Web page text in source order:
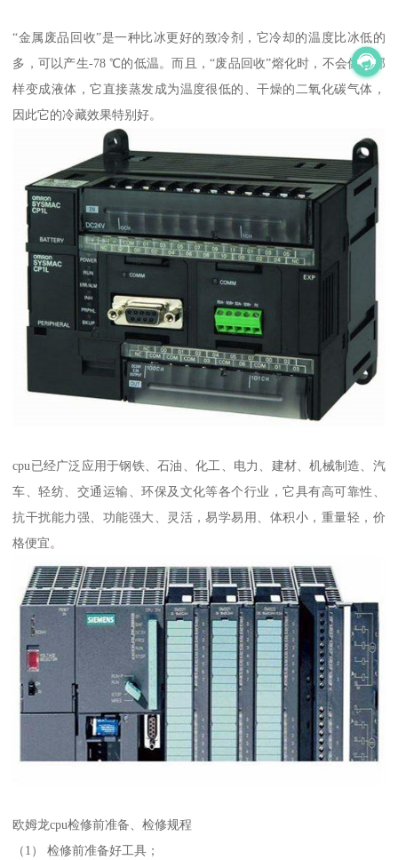
“金属废品回收”是一种比冰更好的致冷剂，它冷却的温度比冰低的
多，可以产生-78 ℃的低温。而且，“废品回收”熔化时，不会像冰那
样变成液体，它直接蒸发成为温度很低的、干燥的二氧化碳气体，
因此它的冷藏效果特别好。
cpu已经广泛应用于钢铁、石油、化工、电力、建材、机械制造、汽
车、轻纺、交通运输、环保及文化等各个行业，它具有高可靠性、
抗干扰能力强、功能强大、灵活，易学易用、体积小，重量轻，价
格便宜。
欧姆龙cpu检修前准备、检修规程
（1） 检修前准备好工具；